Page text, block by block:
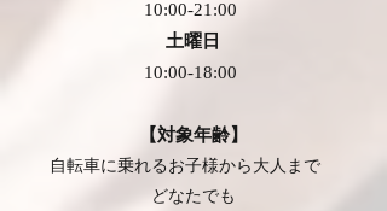
10:00-21:00
土曜日
10:00-18:00
【対象年齢】
自転車に乗れる お子様から大人まで
どなたでも